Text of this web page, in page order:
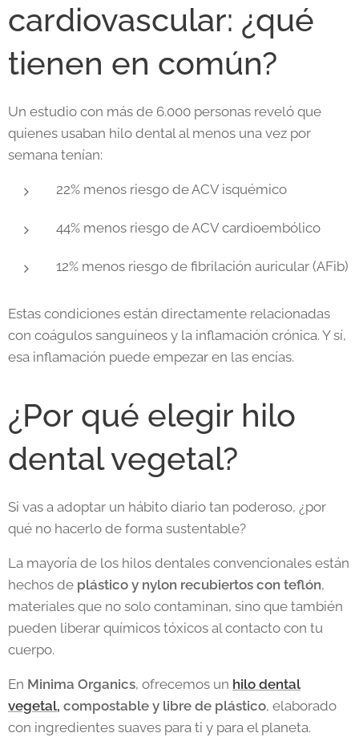
cardiovascular: ¿qué
tienen en común?
Un estudio con más de 6.000 personas reveló que
quienes usaban hilo dental al menos una vez por
semana tenían:
22% menos riesgo de ACV isquémico
44% menos riesgo de ACV cardioembólico
12% menos riesgo de fibrilación auricular (AFib)
Estas condiciones están directamente relacionadas
con coágulos sanguíneos y la inflamación crónica. Y sí,
esa inflamación puede empezar en las encías.
¿Por qué elegir hilo
dental vegetal?
Si vas a adoptar un hábito diario tan poderoso, ¿por
qué no hacerlo de forma sustentable?
La mayoría de los hilos dentales convencionales están
hechos de plástico y nylon recubiertos con teflón,
materiales que no solo contaminan, sino que también
pueden liberar químicos tóxicos al contacto con tu
cuerpo.
En Minima Organics, ofrecemos un hilo dental
vegetal, compostable y libre de plástico, elaborado
con ingredientes suaves para ti y para el planeta.